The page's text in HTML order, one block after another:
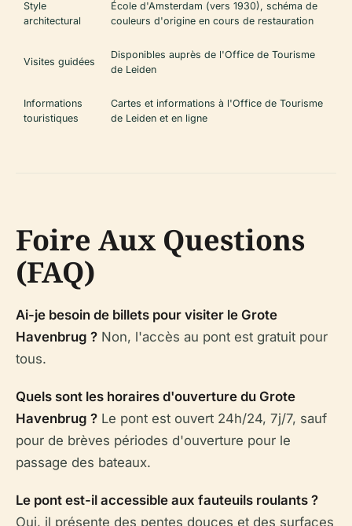
Style
architectural
École d'Amsterdam (vers 1930), schéma de
couleurs d'origine en cours de restauration
Visites guidées
Disponibles auprès de l'Office de Tourisme
de Leiden
Informations
touristiques
Cartes et informations à l'Office de Tourisme
de Leiden et en ligne
Foire Aux Questions
(FAQ)
Ai-je besoin de billets pour visiter le Grote
Havenbrug ? Non, l'accès au pont est gratuit pour
tous.
Quels sont les horaires d'ouverture du Grote
Havenbrug ? Le pont est ouvert 24h/24, 7j/7, sauf
pour de brèves périodes d'ouverture pour le
passage des bateaux.
Le pont est-il accessible aux fauteuils roulants ?
Oui, il présente des pentes douces et des surfaces